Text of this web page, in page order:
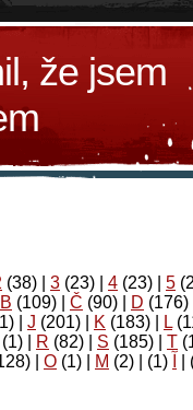
že jsem
(38) 3 (23) 4 (23) 5
B (109) Č (90) D (176)
J (201) K (183) L
(1) R (82) S (185) T
Ο (1) М (2)
(1)